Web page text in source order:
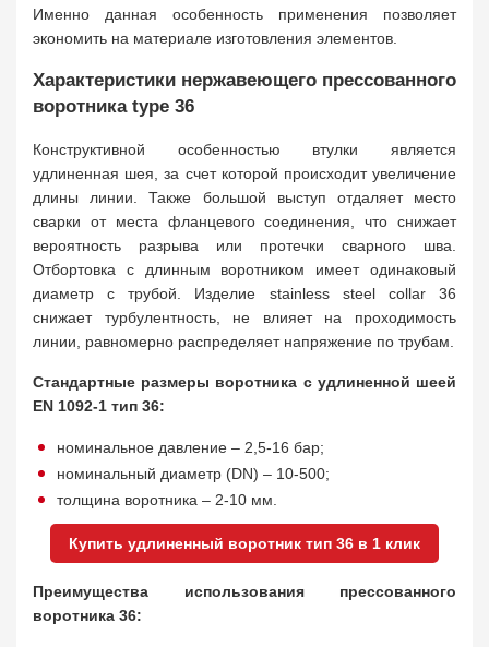
Именно данная особенность применения позволяет
экономить на материале изготовления элементов.
Характеристики нержавеющего прессованного
воротника type 36
Конструктивной особенностью втулки является
удлиненная шея, за счет которой происходит увеличение
длины линии. Также большой выступ отдаляет место
сварки от места фланцевого соединения, что снижает
вероятность разрыва или протечки сварного шва.
Отбортовка с длинным воротником имеет одинаковый
диаметр с трубой. Изделие stainless steel collar 36
снижает турбулентность, не влияет на проходимость
линии, равномерно распределяет напряжение по трубам.
Стандартные размеры воротника с удлиненной шеей
EN 1092-1 тип 36:
номинальное давление – 2,5-16 бар;
номинальный диаметр (DN) – 10-500;
толщина воротника – 2-10 мм.
Купить удлиненный воротник тип 36 в 1 клик
Преимущества использования прессованного
воротника 36: